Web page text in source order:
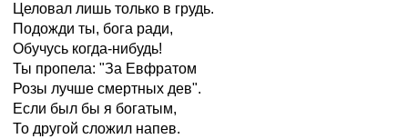
Целовал лишь только в грудь.
Подожди ты, бога ради,
Обучусь когда-нибудь!
Ты пропела: "За Евфратом
Розы лучше смертных дев".
Если был бы я богатым,
То другой сложил напев.